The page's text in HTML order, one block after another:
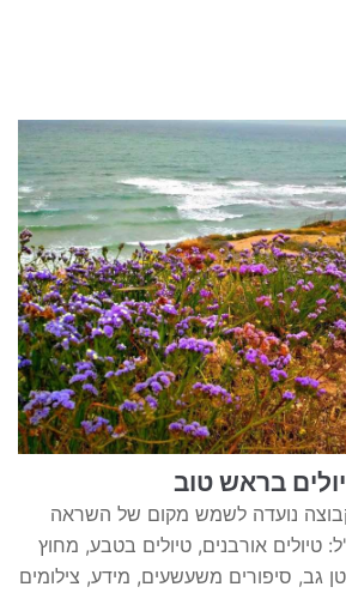
בראש טוב
נועדה לשמש מקום של השראה
טיולים אורבנים, טיולים בטבע, מחוץ
גב, סיפורים משעשעים, מידע, צילומים